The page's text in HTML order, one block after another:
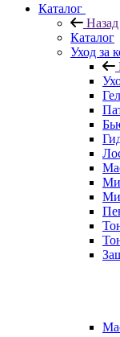
Каталог
Назад
Каталог
Уход за